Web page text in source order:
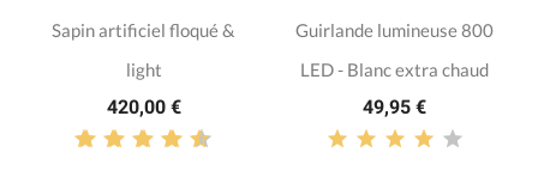
Sapin artificiel floqué &
light
420,00 €
Guirlande lumineuse 800
LED - Blanc extra chaud
49,95 €